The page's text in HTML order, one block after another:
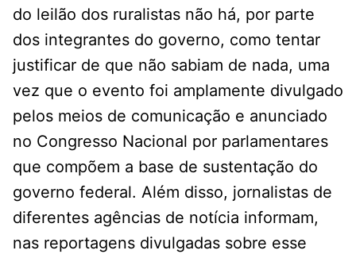
do leilão dos ruralistas não há, por parte
dos integrantes do governo, como tentar
justificar de que não sabiam de nada, uma
vez que o evento foi amplamente divulgado
pelos meios de comunicação e anunciado
no Congresso Nacional por parlamentares
que compõem a base de sustentação do
governo federal. Além disso, jornalistas de
diferentes agências de notícia informam,
nas reportagens divulgadas sobre esse